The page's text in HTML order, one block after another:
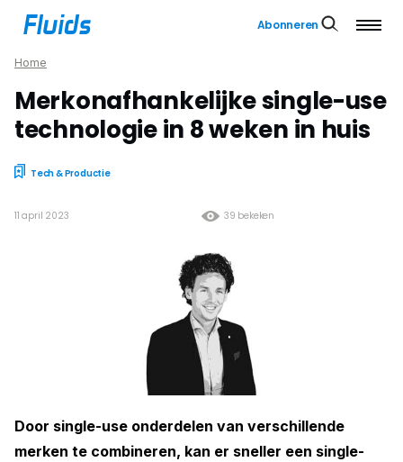
Abonneren
Home
Merkonafhankelijke ­single-use
technologie in 8 weken in huis
Tech & Productie
39 bekeken
11 april 2023
Door single-use onderdelen van verschillende
merken te combineren, kan er sneller een single-